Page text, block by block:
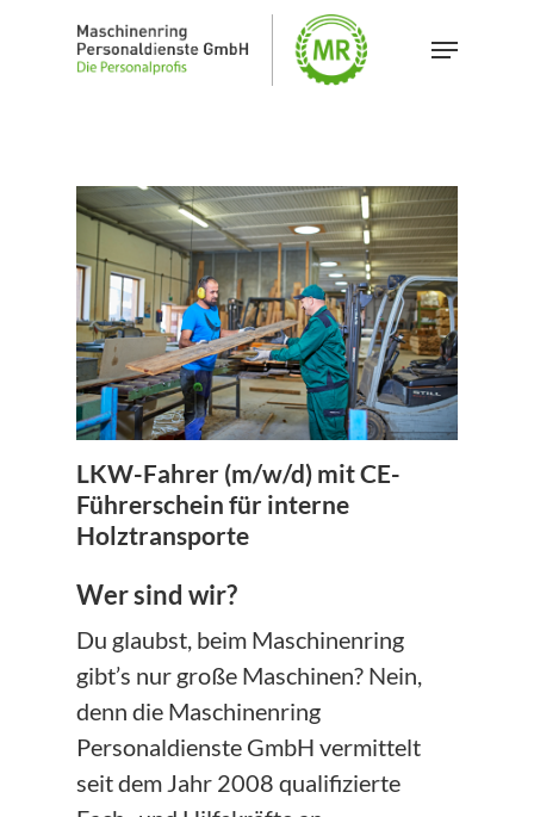
Menu
LKW-Fahrer (m/w/d) mit CE-
Führerschein für interne
Holztransporte
Wer sind wir?
Du glaubst, beim Maschinenring
gibt’s nur große Maschinen? Nein,
denn die Maschinenring
Personaldienste GmbH vermittelt
seit dem Jahr 2008 qualifizierte